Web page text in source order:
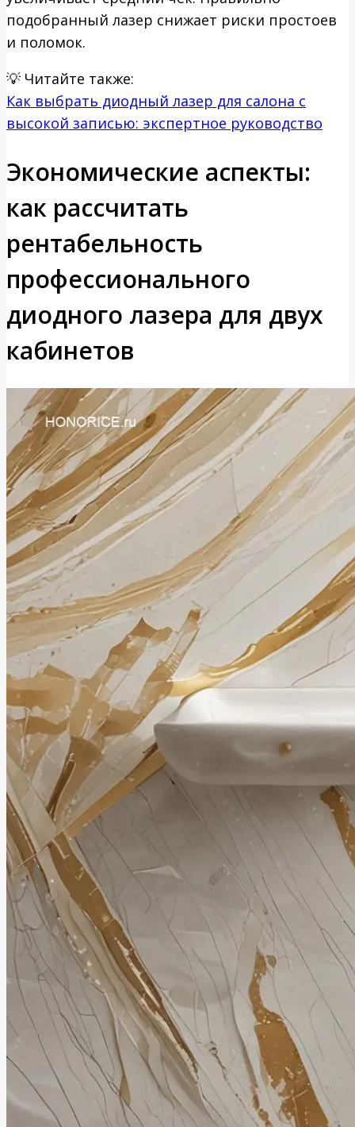
подобранный лазер снижает риски простоев
и поломок.
💡 Читайте также:
Как выбрать диодный лазер для салона с
высокой записью: экспертное руководство
Экономические аспекты:
как рассчитать
рентабельность
профессионального
диодного лазера для двух
кабинетов